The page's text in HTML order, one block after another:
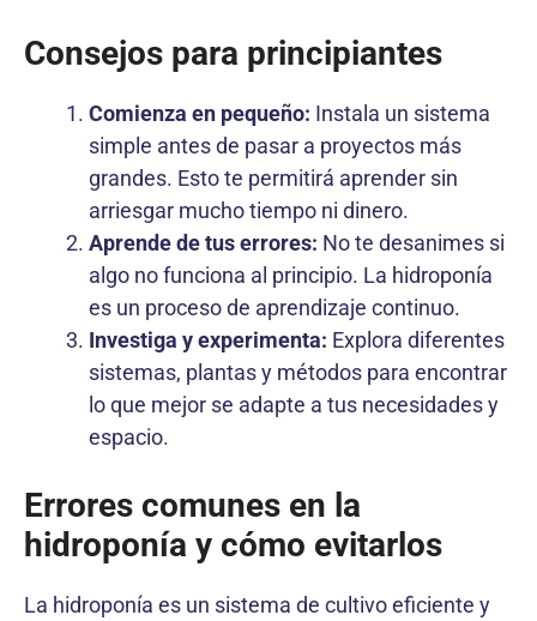
Consejos para principiantes
Comienza en pequeño: Instala un sistema
simple antes de pasar a proyectos más
grandes. Esto te permitirá aprender sin
arriesgar mucho tiempo ni dinero.
Aprende de tus errores: No te desanimes si
algo no funciona al principio. La hidroponía
es un proceso de aprendizaje continuo.
Investiga y experimenta: Explora diferentes
sistemas, plantas y métodos para encontrar
lo que mejor se adapte a tus necesidades y
espacio.
Errores comunes en la
hidroponía y cómo evitarlos
La hidroponía es un sistema de cultivo eficiente y